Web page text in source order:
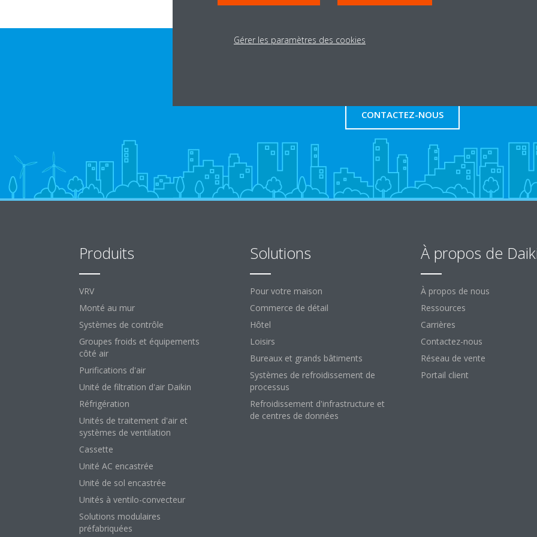
CONTACTEZ-NOUS
Produits
VRV
Monté au mur
Systèmes de contrôle
Groupes froids et équipements
côté air
Purifications d'air
Unité de filtration d'air Daikin
Réfrigération
Unités de traitement d'air et
systèmes de ventilation
Cassette
Unité AC encastrée
Unité de sol encastrée
Unités à ventilo-convecteur
Solutions modulaires
préfabriquées
Solutions
Pour votre maison
Commerce de détail
Hôtel
Loisirs
Bureaux et grands bâtiments
Systèmes de refroidissement de
processus
Refroidissement d'infrastructure et
de centres de données
À propos de
À propos de nous
Ressources
Carrières
Contactez-nous
Réseau de vente
Portail client
Gérer les paramètres des cookies